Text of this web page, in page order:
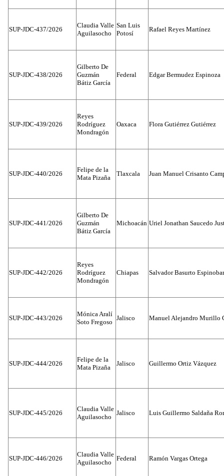
SUP-JDC-437/2026
Claudia Valle
Aguilasocho
San Luis
Potosí
Rafael Reyes Martínez
SUP-JDC-438/2026
Gilberto De
Guzmán
Bátiz García
Federal Edgar Bermudez Espinoza
SUP-JDC-439/2026
Reyes
Rodríguez
Mondragón
Oaxaca Flora Gutiérrez Gutiérrez
SUP-JDC-440/2026
Felipe de la
Mata Pizaña
Tlaxcala Juan Manuel Crisanto
SUP-JDC-441/2026
Gilberto De
Guzmán
Bátiz García
Michoacán Uriel Jonathan Saucedo
SUP-JDC-442/2026
Reyes
Rodríguez
Mondragón
Chiapas Salvador Basurto
SUP-JDC-443/2026
Mónica Aralí
Soto Fregoso
Jalisco Manuel Alejandro Murillo
SUP-JDC-444/2026
Felipe de la
Mata Pizaña
Jalisco Guillermo Ortiz Vázquez
SUP-JDC-445/2026
Claudia Valle
Aguilasocho
Jalisco Luis Guillermo Saldaña
SUP-JDC-446/2026
Claudia Valle
Aguilasocho
Federal Ramón Vargas Ortega